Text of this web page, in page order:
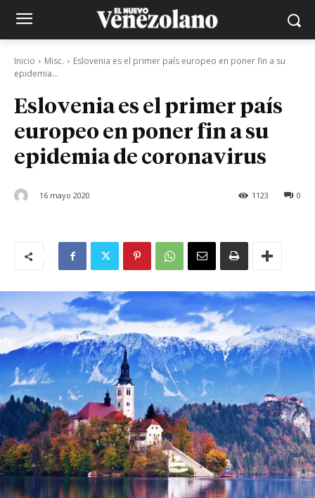
Inicio Misc.
Eslovenia es el primer país europeo en poner fin a su
epidemia...
Eslovenia es el primer país
europeo en poner fin a su
epidemia de coronavirus
16 mayo 2020 0
1123